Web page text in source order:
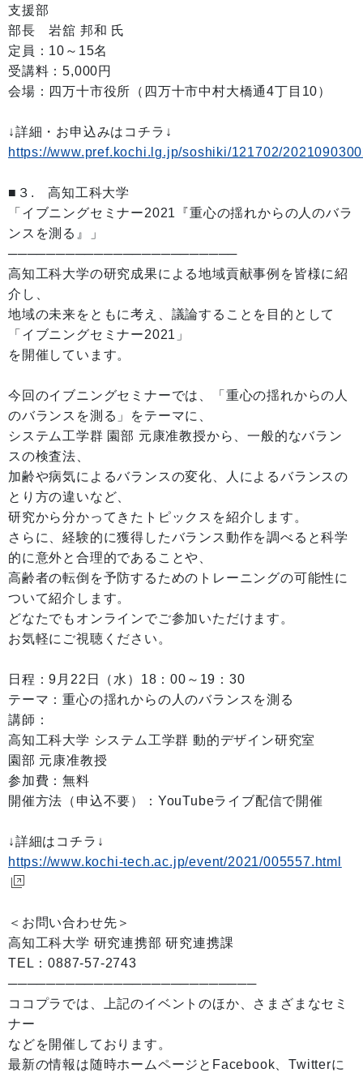
支援部
部長 岩舘 邦和 氏
定員：10～15名
受講料：5,000円
会場：四万十市役所（四万十市中村大橋通4丁目10）
↓詳細・お申込みはコチラ↓
https://www.pref.kochi.lg.jp/soshiki/121702/
■３. 高知工科大学
「イブニングセミナー2021『重心の揺れからの人のバラ
ンスを測る』」
────────────────────────
高知工科大学の研究成果による地域貢献事例を皆様に紹
介し、
地域の未来をともに考え、議論することを目的として
「イブニングセミナー2021」
を開催しています。
今回のイブニングセミナーでは、「重心の揺れからの人
のバランスを測る」をテーマに、
システム工学群 園部 元康准教授から、一般的なバラン
スの検査法、
加齢や病気によるバランスの変化、人によるバランスの
とり方の違いなど、
研究から分かってきたトピックスを紹介します。
さらに、経験的に獲得したバランス動作を調べると科学
的に意外と合理的であることや、
高齢者の転倒を予防するためのトレーニングの可能性に
ついて紹介します。
どなたでもオンラインでご参加いただけます。
お気軽にご視聴ください。
日程：9月22日（水）18：00～19：30
テーマ：重心の揺れからの人のバランスを測る
講師：
高知工科大学 システム工学群 動的デザイン研究室
園部 元康准教授
参加費：無料
開催方法（申込不要）：YouTubeライブ配信で開催
↓詳細はコチラ↓
https://www.kochi-tech.ac.jp/event/2021/005557.html
＜お問い合わせ先＞
高知工科大学 研究連携部 研究連携課
TEL：0887-57-2743
──────────────────────────
ココプラでは、上記のイベントのほか、さまざまなセミ
ナー
などを開催しております。
最新の情報は随時ホームページとFacebook、Twitterに